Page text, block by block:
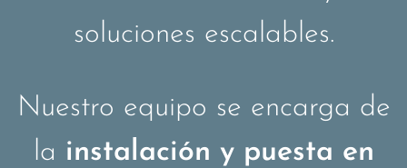
soluciones escalables.
Nuestro equipo se encarga de
la instalación y puesta en